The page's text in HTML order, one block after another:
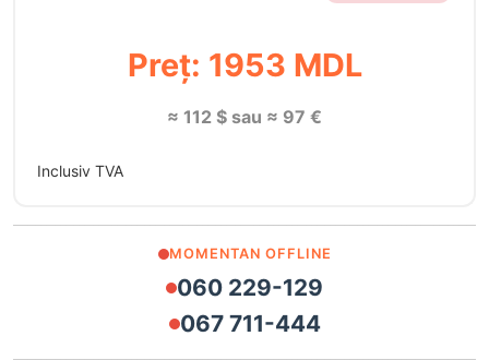
Preț: 1953 MDL
≈ 112 $ sau ≈ 97 €
Inclusiv TVA
MOMENTAN OFFLINE
060 229-129
067 711-444